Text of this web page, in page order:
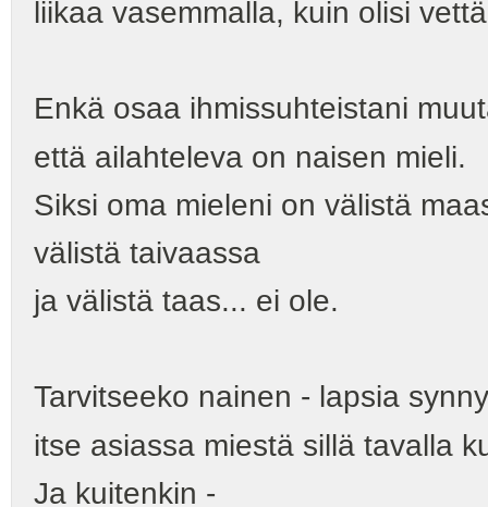
liikaa vasemmalla, kuin olisi
Enkä osaa ihmissuhteistani
että ailahteleva on naisen mieli.
Siksi oma mieleni on välistä
välistä taivaassa
ja välistä taas... ei ole.
Tarvitseeko nainen - lapsia
itse asiassa miestä sillä tavalla
Ja kuitenkin -